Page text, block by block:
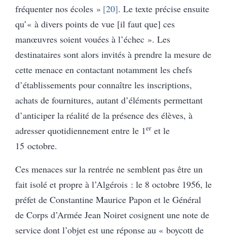
fréquenter nos écoles » 20 . Le texte précise ensuite
qu’« à divers points de vue [il faut que] ces
manœuvres soient vouées à l’échec ». Les
destinataires sont alors invités à prendre la mesure de
cette menace en contactant notamment les chefs
d’établissements pour connaître les inscriptions,
achats de fournitures, autant d’éléments permettant
d’anticiper la réalité de la présence des élèves, à
adresser quotidiennement entre le 1er et le
15 octobre.
Ces menaces sur la rentrée ne semblent pas être un
fait isolé et propre à l’Algérois : le 8 octobre 1956, le
préfet de Constantine Maurice Papon et le Général
de Corps d’Armée Jean Noiret cosignent une note de
service dont l’objet est une réponse au « boycott de